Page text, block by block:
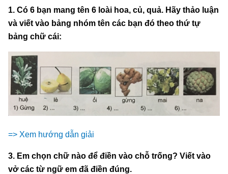
1. Có 6 bạn mang tên 6 loài hoa, củ, quả. Hãy thảo luận
và viết vào bảng nhóm tên các bạn đó theo thứ tự
bảng chữ cái:
=> Xem hướng dẫn giải
3. Em chọn chữ nào để điền vào chỗ trống? Viết vào
vở các từ ngữ em đã điền đúng.